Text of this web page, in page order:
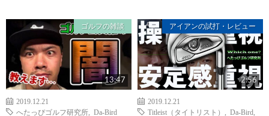
ゴルフの雑談
13:47
2019.12.21
へたっぴゴルフ研究所
Da-Bird
アイアンの試打・レビュー
2:56
2019.12.21
Titleist（タイトリスト）
Da-Bird